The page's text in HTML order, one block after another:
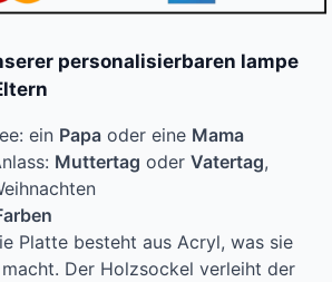
personalisierbaren lampe
ein Papa oder eine Mama
Muttertag oder Vatertag,
Platte besteht aus Acryl, was sie
macht. Der Holzsockel verleiht der